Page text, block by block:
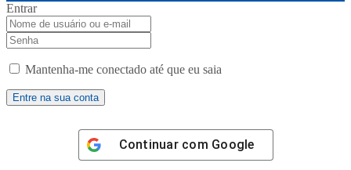
Entrar
Mantenha-me conectado até que eu saia
Continuar com Google